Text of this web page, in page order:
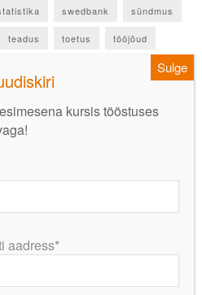
swedbank sündmus
teadus toetus tööjõud
oluliste uudistega!
kursis tööstuses
aadress*